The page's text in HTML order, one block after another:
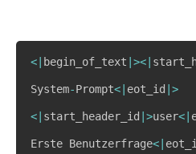
< begin_of_text ><
System-Prompt< eot_id >
< start_header_id >user<
Erste Benutzerfrage<